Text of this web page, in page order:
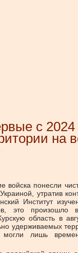
с 2024
на
войска понесли
утратив
Институт
это произошло
область в
удерживаемых
лишь